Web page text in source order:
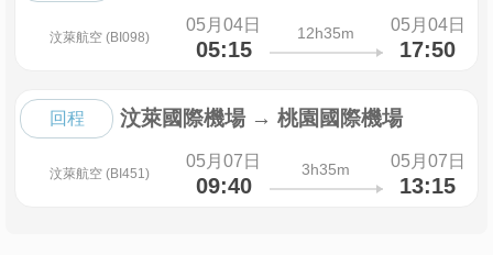
汶萊航空 (BI098)
05月04日
05:15
12h35m 05月04日
17:50
回程 汶萊國際機場 → 桃園國際機場
汶萊航空 (BI451)
05月07日
09:40
3h35m 05月07日
13:15